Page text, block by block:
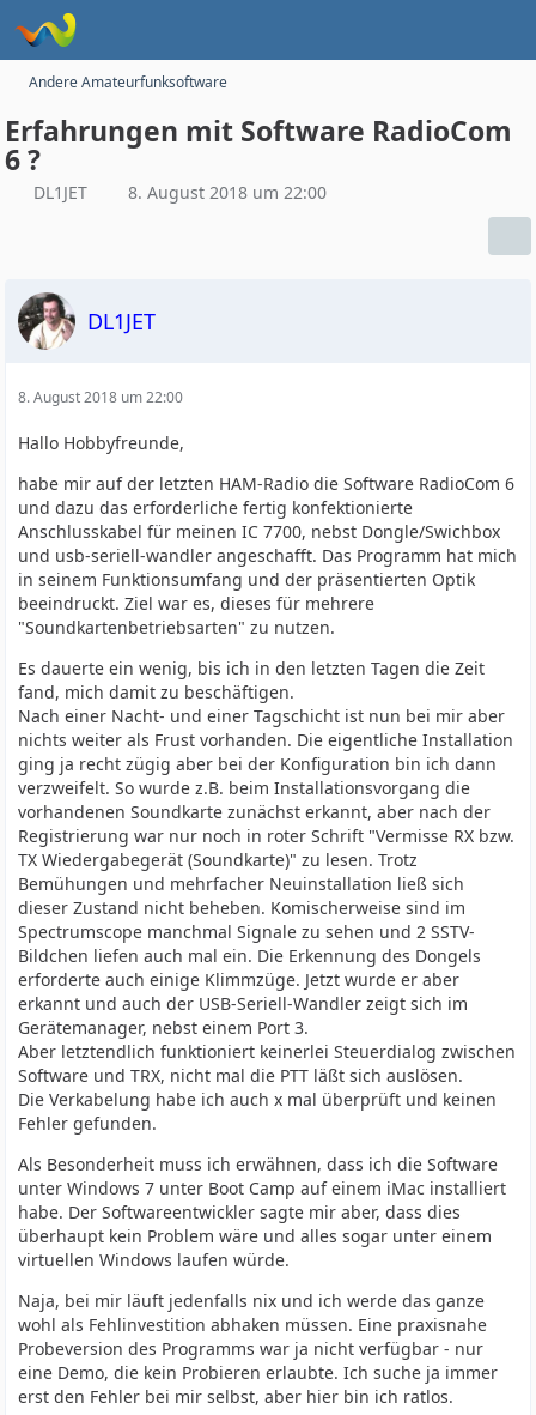
Andere Amateurfunksoftware
Erfahrungen mit Software RadioCom
6 ?
DL1JET 8. August 2018 um 22:00
DL1JET
8. August 2018 um 22:00
Hallo Hobbyfreunde,
habe mir auf der letzten HAM-Radio die Software RadioCom 6
und dazu das erforderliche fertig konfektionierte
Anschlusskabel für meinen IC 7700, nebst Dongle/Swichbox
und usb-seriell-wandler angeschafft. Das Programm hat mich
in seinem Funktionsumfang und der präsentierten Optik
beeindruckt. Ziel war es, dieses für mehrere
"Soundkartenbetriebsarten" zu nutzen.
Es dauerte ein wenig, bis ich in den letzten Tagen die Zeit
fand, mich damit zu beschäftigen.
Nach einer Nacht- und einer Tagschicht ist nun bei mir aber
nichts weiter als Frust vorhanden. Die eigentliche Installation
ging ja recht zügig aber bei der Konfiguration bin ich dann
verzweifelt. So wurde z.B. beim Installationsvorgang die
vorhandenen Soundkarte zunächst erkannt, aber nach der
Registrierung war nur noch in roter Schrift "Vermisse RX bzw.
TX Wiedergabegerät (Soundkarte)" zu lesen. Trotz
Bemühungen und mehrfacher Neuinstallation ließ sich
dieser Zustand nicht beheben. Komischerweise sind im
Spectrumscope manchmal Signale zu sehen und 2 SSTV-
Bildchen liefen auch mal ein. Die Erkennung des Dongels
erforderte auch einige Klimmzüge. Jetzt wurde er aber
erkannt und auch der USB-Seriell-Wandler zeigt sich im
Gerätemanager, nebst einem Port 3.
Aber letztendlich funktioniert keinerlei Steuerdialog zwischen
Software und TRX, nicht mal die PTT läßt sich auslösen.
Die Verkabelung habe ich auch x mal überprüft und keinen
Fehler gefunden.
Als Besonderheit muss ich erwähnen, dass ich die Software
unter Windows 7 unter Boot Camp auf einem iMac installiert
habe. Der Softwareentwickler sagte mir aber, dass dies
überhaupt kein Problem wäre und alles sogar unter einem
virtuellen Windows laufen würde.
Naja, bei mir läuft jedenfalls nix und ich werde das ganze
wohl als Fehlinvestition abhaken müssen. Eine praxisnahe
Probeversion des Programms war ja nicht verfügbar - nur
eine Demo, die kein Probieren erlaubte. Ich suche ja immer
erst den Fehler bei mir selbst, aber hier bin ich ratlos.